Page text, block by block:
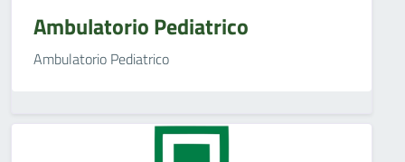
Ambulatorio Pediatrico
Ambulatorio Pediatrico